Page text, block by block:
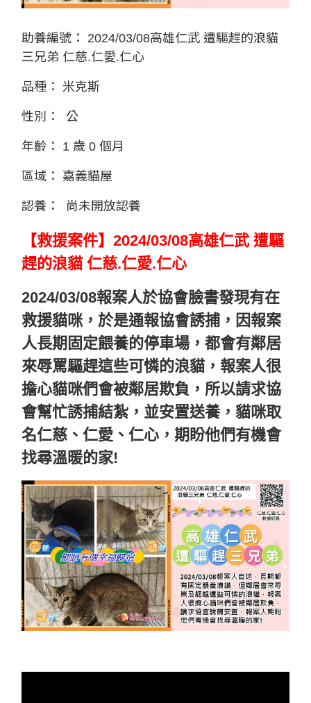
助養編號： 2024/03/08高雄仁武 遭驅趕的浪貓
三兄弟 仁慈.仁愛.仁心
品種： 米克斯
性別： 公
年齡： 1 歲 0 個月
區域： 嘉義貓屋
認養： 尚未開放認養
【救援案件】 2024/03/08高雄仁武 遭驅
趕的浪貓 仁慈.仁愛.仁心
2024/03/08報案人於協會臉書發現有在
救援貓咪，於是通報協會誘捕，因報案
人長期固定餵養的停車場，都會有鄰居
來辱罵驅趕這些可憐的浪貓，報案人很
擔心貓咪們會被鄰居欺負，所以請求協
會幫忙誘捕結紮，並安置送養，貓咪取
名仁慈、仁愛、仁心，期盼他們有機會
找尋溫暖的家!